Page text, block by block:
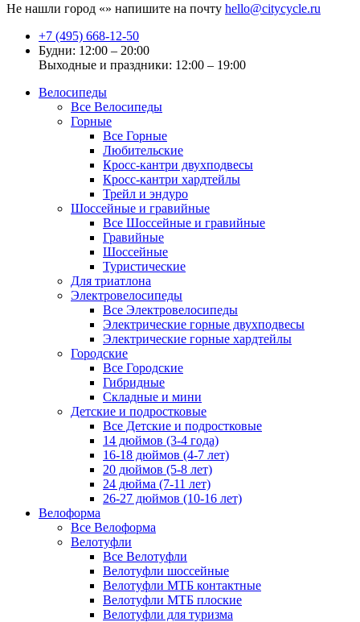
Не нашли город «» напишите на почту hello@citycycle.ru
+7 (495) 668-12-50
Будни: 12:00 – 20:00
Выходные и праздники: 12:00 – 19:00
Велосипеды
Все Велосипеды
Горные
Все Горные
Любительские
Кросс-кантри двухподвесы
Кросс-кантри хардтейлы
Трейл и эндуро
Шоссейные и гравийные
Все Шоссейные и гравийные
Гравийные
Шоссейные
Туристические
Для триатлона
Электровелосипеды
Все Электровелосипеды
Электрические горные двухподвесы
Электрические горные хардтейлы
Городские
Все Городские
Гибридные
Складные и мини
Детские и подростковые
Все Детские и подростковые
14 дюймов (3-4 года)
16-18 дюймов (4-7 лет)
20 дюймов (5-8 лет)
24 дюйма (7-11 лет)
26-27 дюймов (10-16 лет)
Велоформа
Все Велоформа
Велотуфли
Все Велотуфли
Велотуфли шоссейные
Велотуфли МТБ контактные
Велотуфли МТБ плоские
Велотуфли для туризма